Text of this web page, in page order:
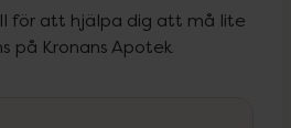
för att hjälpa dig att må lite
på Kronans Apotek